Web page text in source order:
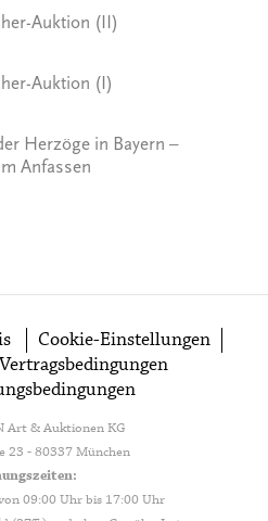
Auktion (II)
Auktion (I)
Herzöge in Bayern –
Anfassen
Cookie-Einstellungen
Vertragsbedingungen
Art & Auktionen KG
23 - 80337 München
09:00 Uhr bis 17:00 Uhr